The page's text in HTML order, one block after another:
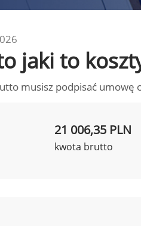
jaki to
musisz podpisać umowę
21 006,35 PLN
kwota brutto